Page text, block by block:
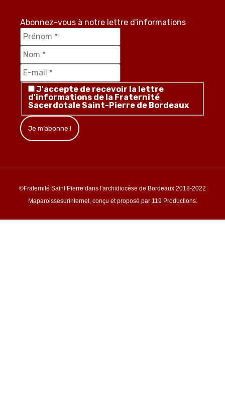
Abonnez-vous à notre lettre d'informations
J'accepte de recevoir la lettre
d'informations de la Fraternité
Sacerdotale Saint-Pierre de Bordeaux
©Fraternité Saint Pierre dans l'archidiocèse de Bordeaux 2018-2022
Maparoissesurinternet, conçu et proposé par 119 Productions.